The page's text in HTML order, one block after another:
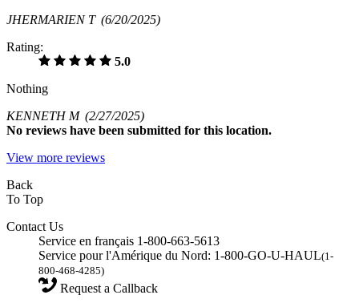
JHERMARIEN T (6/20/2025)
Rating:
5.0
Nothing
KENNETH M (2/27/2025)
No reviews have been submitted for this location.
View more reviews
Back
To Top
Contact Us
Service en français 1-800-663-5613
Service pour l'Amérique du Nord: 1-800-GO-U-HAUL(1-
800-468-4285)
Request a Callback